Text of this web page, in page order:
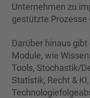
Unternehmen zu
gestützte
Darüber hinaus
Module, wie
Tools, Stochastik/
Statistik, Recht &